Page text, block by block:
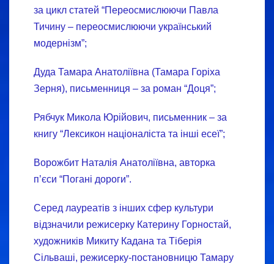
за цикл статей “Переосмислюючи Павла
Тичину – переосмислюючи український
модернізм”;
Дуда Тамара Анатоліївна (Тамара Горіха
Зерня), письменниця – за роман “Доця”;
Рябчук Микола Юрійович, письменник – за
книгу “Лексикон націоналіста та інші есеї”;
Ворожбит Наталія Анатоліївна, авторка
п’єси “Погані дороги”.
Серед лауреатів з інших сфер культури
відзначили режисерку Катерину Горностай,
художників Микиту Кадана та Тіберія
Сільваші, режисерку-постановницю Тамару